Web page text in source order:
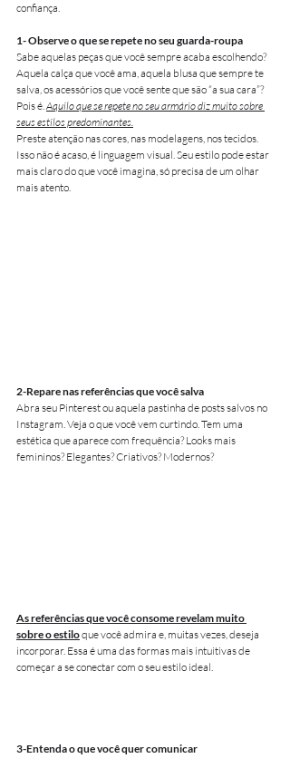
confiança.
1- Observe o que se repete no seu guarda-roupa
Sabe aquelas peças que você sempre acaba escolhendo?
Aquela calça que você ama, aquela blusa que sempre te
salva, os acessórios que você sente que são “a sua cara”?
Pois é. Aquilo que se repete no seu armário diz muito sobre
seus estilos predominantes.
Preste atenção nas cores, nas modelagens, nos tecidos.
Isso não é acaso, é linguagem visual. Seu estilo pode estar
mais claro do que você imagina, só precisa de um olhar
mais atento.
2-Repare nas referências que você salva
Abra seu Pinterest ou aquela pastinha de posts salvos no
Instagram. Veja o que você vem curtindo. Tem uma
estética que aparece com frequência? Looks mais
femininos? Elegantes? Criativos? Modernos?
As referências que você consome revelam muito
sobre o estilo que você admira e, muitas vezes, deseja
incorporar. Essa é uma das formas mais intuitivas de
começar a se conectar com o seu estilo ideal.
3-Entenda o que você quer comunicar